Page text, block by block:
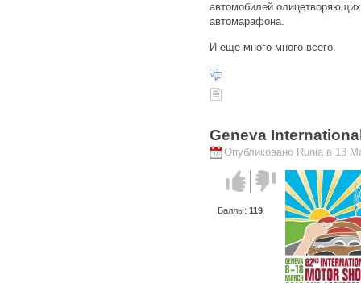
автомобилей
автомарафона.
И еще много-много всего.
Geneva
Опубликовано Runia в 13
Голос за!Голос
против!
Баллы: 119